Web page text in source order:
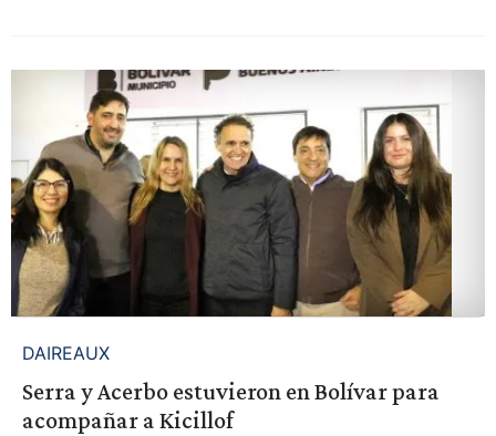
DAIREAUX
Serra y Acerbo estuvieron en Bolívar para
acompañar a Kicillof